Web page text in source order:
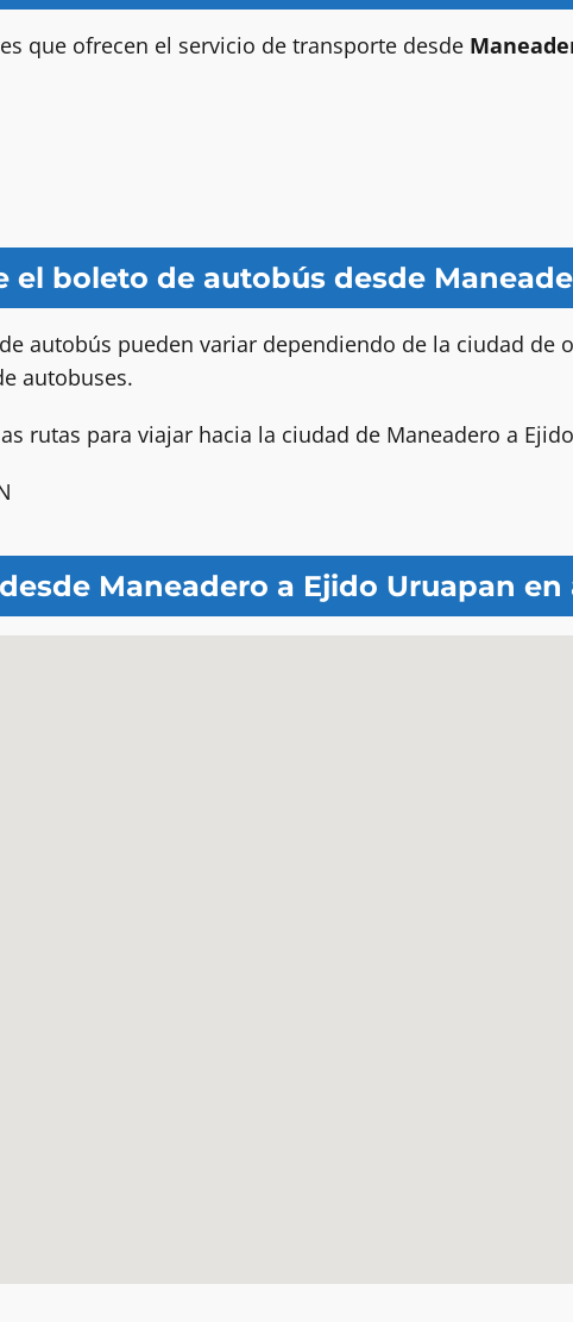
que ofrecen el servicio de transporte desde
el boleto de autobús desde
autobús pueden variar dependiendo de la ciudad de
autobuses.
rutas para viajar hacia la ciudad de Maneadero a
Maneadero a Ejido Uruapan